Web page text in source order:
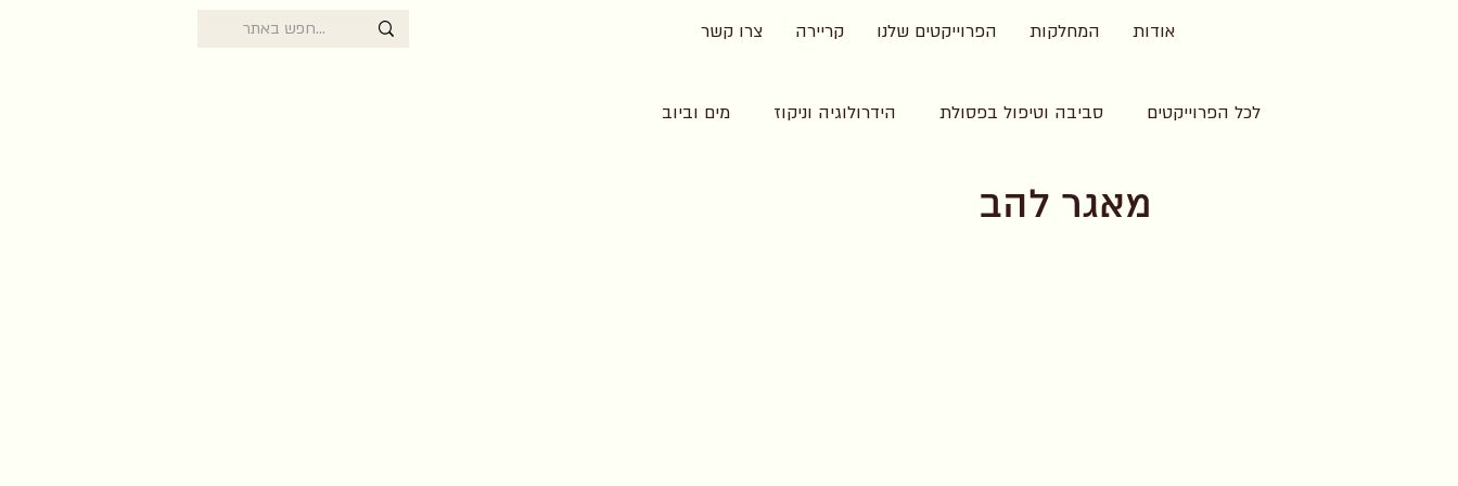
צרו קשר קריירה הפרוייקטים שלנו המחלקות אודות
לכל הפרוייקטים סביבה וטיפול בפסולת הידרולוגיה וניקוז מים וביוב
מאגר להב